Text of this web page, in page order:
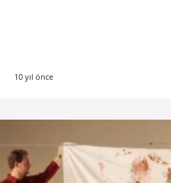
10 yıl önce